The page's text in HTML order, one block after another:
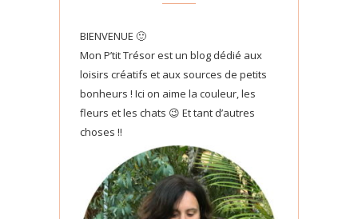
BIENVENUE 🙂
Mon P’tit Trésor est un blog dédié aux
loisirs créatifs et aux sources de petits
bonheurs ! Ici on aime la couleur, les
fleurs et les chats 😉 Et tant d’autres
choses !!